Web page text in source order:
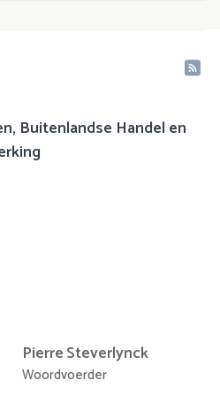
Buitenlandse Handel en
PierreSteverlynck
Woordvoerder